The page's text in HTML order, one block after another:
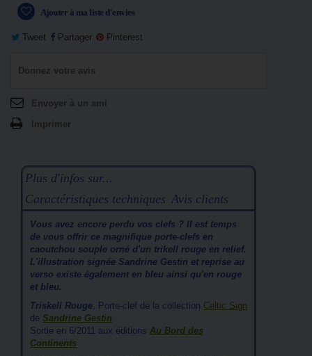
Ajouter à ma liste d'envies
Tweet Partager Pinterest
Donnez votre avis
Envoyer à un ami
Imprimer
Plus d'infos sur...
Caractéristiques techniques Avis clients
Vous avez encore perdu vos clefs ? Il est temps
de vous offrir ce magnifique porte-clefs en
caoutchou souple orné d'un trikell rouge en relief.
L'illustration signée Sandrine Gestin et reprise au
verso existe également en bleu ainsi qu'en rouge
et bleu.
Triskell Rouge, Porte-clef de la collection Celtic Sign
de Sandrine Gestin
Sortie en 6/2011 aux éditions Au Bord des
Continents